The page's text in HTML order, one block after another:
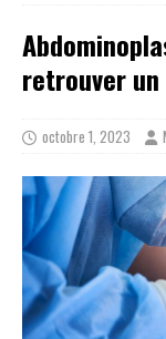
retrouver
octobre 1, 2023